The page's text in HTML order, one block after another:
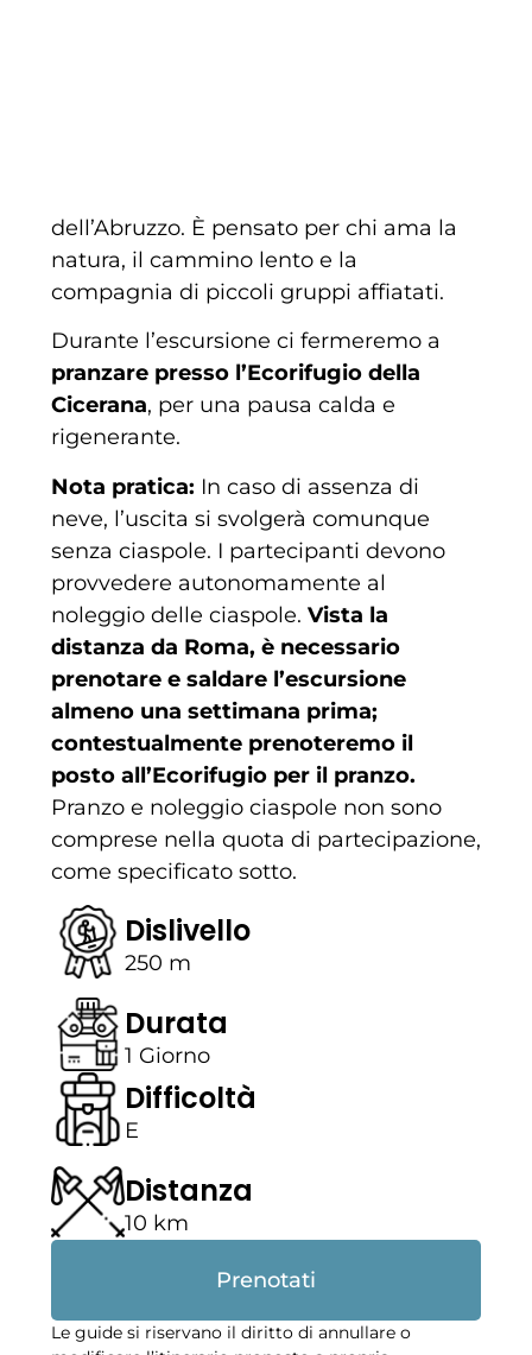
dell’Abruzzo. È pensato per chi ama la
natura, il cammino lento e la
compagnia di piccoli gruppi affiatati.
Durante l’escursione ci fermeremo a
pranzare presso l’Ecorifugio della
Cicerana, per una pausa calda e
rigenerante.
Nota pratica: In caso di assenza di
neve, l’uscita si svolgerà comunque
senza ciaspole. I partecipanti devono
provvedere autonomamente al
noleggio delle ciaspole. Vista la
distanza da Roma, è necessario
prenotare e saldare l’escursione
almeno una settimana prima;
contestualmente prenoteremo il
posto all’Ecorifugio per il pranzo.
Pranzo e noleggio ciaspole non sono
comprese nella quota di partecipazione,
come specificato sotto.
Dislivello
250 m
Durata
1 Giorno
Difficoltà
E
Distanza
10 km
Prenotati
Le guide si riservano il diritto di annullare o